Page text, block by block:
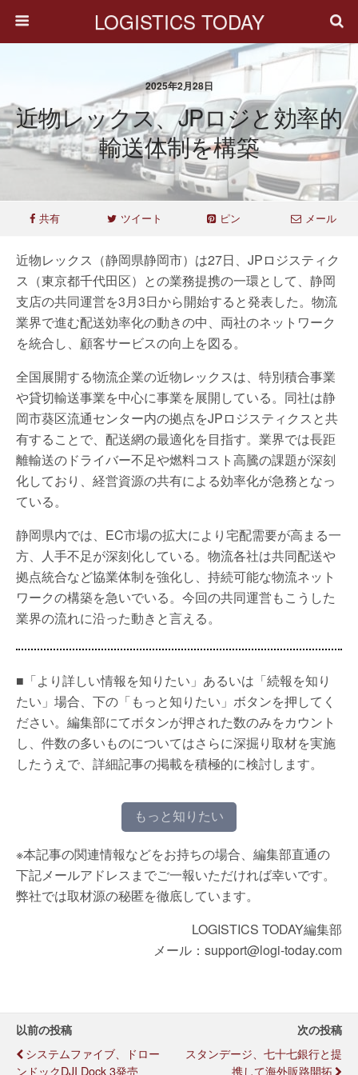
LOGISTICS TODAY
2025年2月28日
近物レックス、JPロジと効率的
輸送体制を構築
共有 ツイート ピン メール
近物レックス（静岡県静岡市）は27日、JPロジスティク
ス（東京都千代田区）との業務提携の一環として、静岡
支店の共同運営を3月3日から開始すると発表した。物流
業界で進む配送効率化の動きの中、両社のネットワーク
を統合し、顧客サービスの向上を図る。
全国展開する物流企業の近物レックスは、特別積合事業
や貸切輸送事業を中心に事業を展開している。同社は静
岡市葵区流通センター内の拠点をJPロジスティクスと共
有することで、配送網の最適化を目指す。業界では長距
離輸送のドライバー不足や燃料コスト高騰の課題が深刻
化しており、経営資源の共有による効率化が急務となっ
ている。
静岡県内では、EC市場の拡大により宅配需要が高まる一
方、人手不足が深刻化している。物流各社は共同配送や
拠点統合など協業体制を強化し、持続可能な物流ネット
ワークの構築を急いでいる。今回の共同運営もこうした
業界の流れに沿った動きと言える。
■「より詳しい情報を知りたい」あるいは「続報を知り
たい」場合、下の「もっと知りたい」ボタンを押してく
ださい。編集部にてボタンが押された数のみをカウント
し、件数の多いものについてはさらに深掘り取材を実施
したうえで、詳細記事の掲載を積極的に検討します。
もっと知りたい
※本記事の関連情報などをお持ちの場合、編集部直通の
下記メールアドレスまでご一報いただければ幸いです。
弊社では取材源の秘匿を徹底しています。
LOGISTICS TODAY編集部
メール：support@logi-today.com
以前の投稿
システムファイブ、ドロー
ンドックDJI Dock 3発売
次の投稿
スタンデージ、七十七銀行と提
携して海外販路開拓